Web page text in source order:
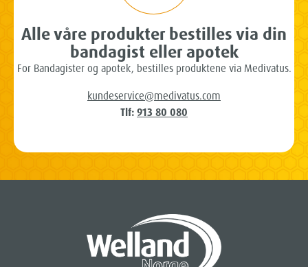
Alle våre produkter bestilles via din
bandagist eller apotek
For Bandagister og apotek, bestilles produktene via Medivatus.
kundeservice@medivatus.com
Tlf: 913 80 080